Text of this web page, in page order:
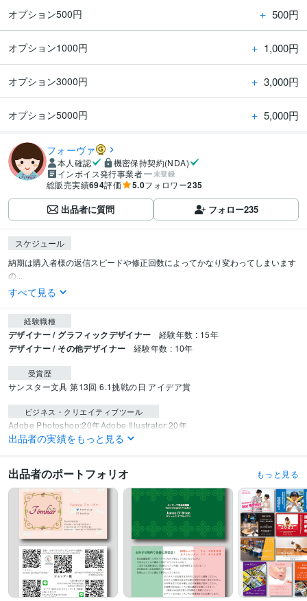
オプション500円 ＋ 500円
オプション1000円 ＋ 1,000円
オプション3000円 ＋ 3,000円
オプション5000円 ＋ 5,000円
フォーヴァ
本人確認
機密保持契約(NDA)
インボイス発行事業者
未登録
総販売実績694評価 5.0フォロワー235
出品者に質問 フォロー235
スケジュール
納期は購入者様の返信スピードや修正回数によってかなり変わってしまいます
の...
すべて見る
経験職種
デザイナー / グラフィックデザイナー 経験年数 : 15年
デザイナー / その他デザイナー 経験年数 : 10年
受賞歴
サンスター文具 第13回 6.1挑戦の日 アイデア賞
ビジネス・クリエイティブツール
Adobe Photoshop:20年Adobe Illustrator:20年
教育 ビジネス サークル 子供
デザイン
個人事業
語学力
英語 日常会話レベル
出品者の実績をもっと見る
出品者のポートフォリオ もっと見る